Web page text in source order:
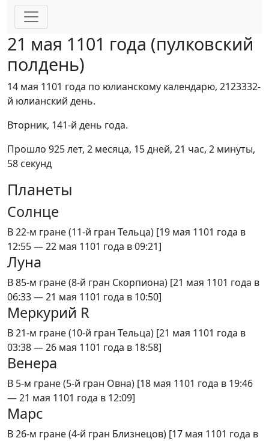
21 мая 1101 года (пулковский
полдень)
14 мая 1101 года по юлианскому календарю, 2123332-
й юлианский день.
Вторник, 141-й день года.
Прошло 925 лет, 2 месяца, 15 дней, 21 час, 2 минуты,
58 секунд
Планеты
Солнце
В 22-м гране (11-й гран Тельца) [19 мая 1101 года в
12:55 — 22 мая 1101 года в 09:21]
Луна
В 85-м гране (8-й гран Скорпиона) [21 мая 1101 года в
06:33 — 21 мая 1101 года в 10:50]
Меркурий R
В 21-м гране (10-й гран Тельца) [21 мая 1101 года в
03:38 — 26 мая 1101 года в 18:58]
Венера
В 5-м гране (5-й гран Овна) [18 мая 1101 года в 19:46
— 21 мая 1101 года в 12:09]
Марс
В 26-м гране (4-й гран Близнецов) [17 мая 1101 года в